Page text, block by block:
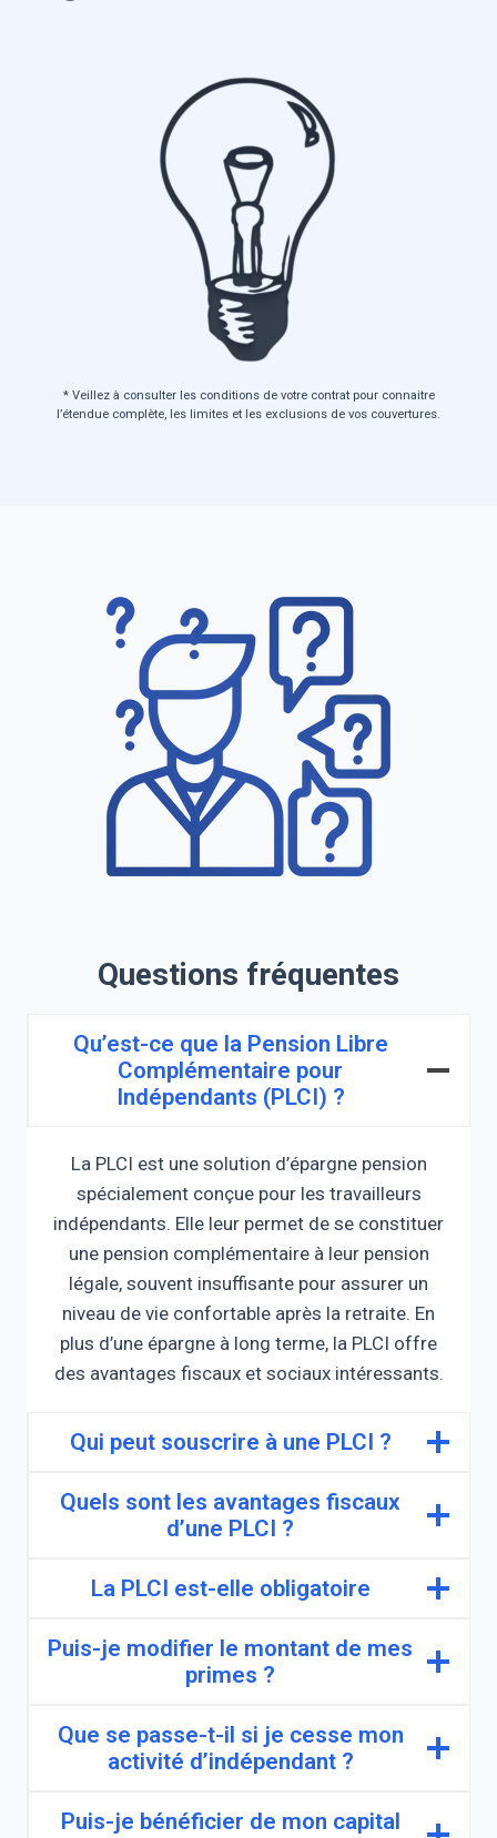
* Veillez à consulter les conditions de votre contrat pour connaitre
l’étendue complète, les limites et les exclusions de vos couvertures.
Questions fréquentes
Qu’est-ce que la Pension Libre
Complémentaire pour
Indépendants (PLCI) ?
La PLCI est une solution d’épargne pension
spécialement conçue pour les travailleurs
indépendants. Elle leur permet de se constituer
une pension complémentaire à leur pension
légale, souvent insuffisante pour assurer un
niveau de vie confortable après la retraite. En
plus d’une épargne à long terme, la PLCI offre
des avantages fiscaux et sociaux intéressants.
Qui peut souscrire à une PLCI ?
Quels sont les avantages fiscaux
d’une PLCI ?
La PLCI est-elle obligatoire
Puis-je modifier le montant de mes
primes ?
Que se passe-t-il si je cesse mon
activité d’indépendant ?
Puis-je bénéficier de mon capital